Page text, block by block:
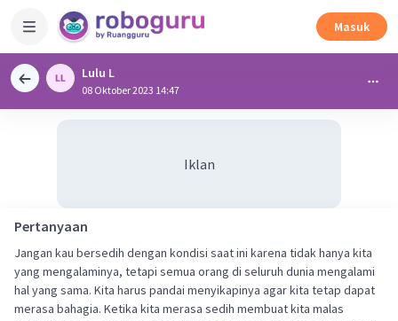
Masuk
Lulu L
08 Oktober 2023 14:47
Iklan
Pertanyaan
Jangan kau bersedih dengan kondisi saat ini karena tidak hanya kita
yang mengalaminya, tetapi semua orang di seluruh dunia mengalami
hal yang sama. Kita harus pandai menyikapinya agar kita tetap dapat
merasa bahagia. Ketika kita merasa sedih membuat kita malas